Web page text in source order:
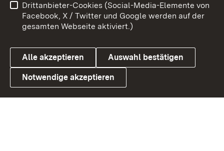
Link zum Landesportal
Barrierefreiheit
Datenschutz
Cookies
Drittanbieter-Cookies (Social-Media-Elemente von
Facebook, X / Twitter und Google werden auf der
gesamten Webseite aktiviert.)
Alle akzeptieren Auswahl bestätigen
Notwendige akzeptieren